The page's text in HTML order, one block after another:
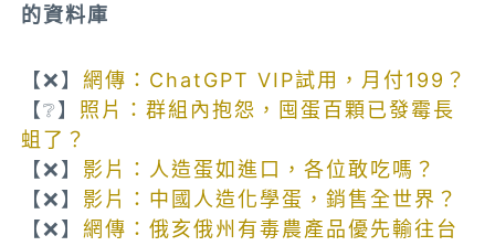
的資料庫
【❌】網傳：ChatGPT VIP試用，月付199？
【❔】 照片：群組內抱怨，囤蛋百顆已發霉長
蛆了？
【❌】 影片：人造蛋如進口，各位敢吃嗎？
【❌】 影片：中國人造化學蛋，銷售全世界？
【❌】網傳：俄亥俄州有毒農產品優先輸往台